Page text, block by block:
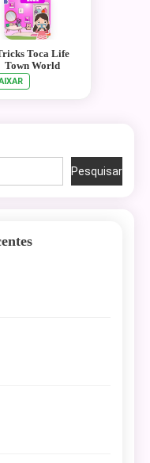
Toca Life
Town World
Walkthrough
Pesquisar